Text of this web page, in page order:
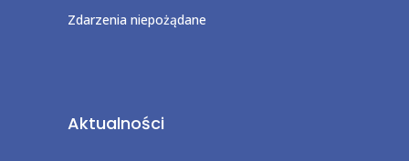
Zdarzenia niepożądane
Aktualności